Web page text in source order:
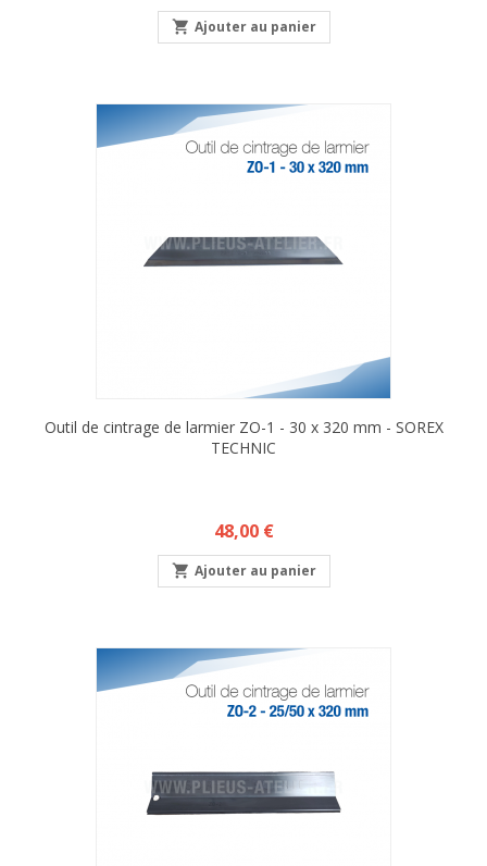
 Ajouter au panier
Outil de cintrage de larmier ZO-1 - 30 x 320 mm - SOREX
TECHNIC
Prix
48,00 €
 Ajouter au panier